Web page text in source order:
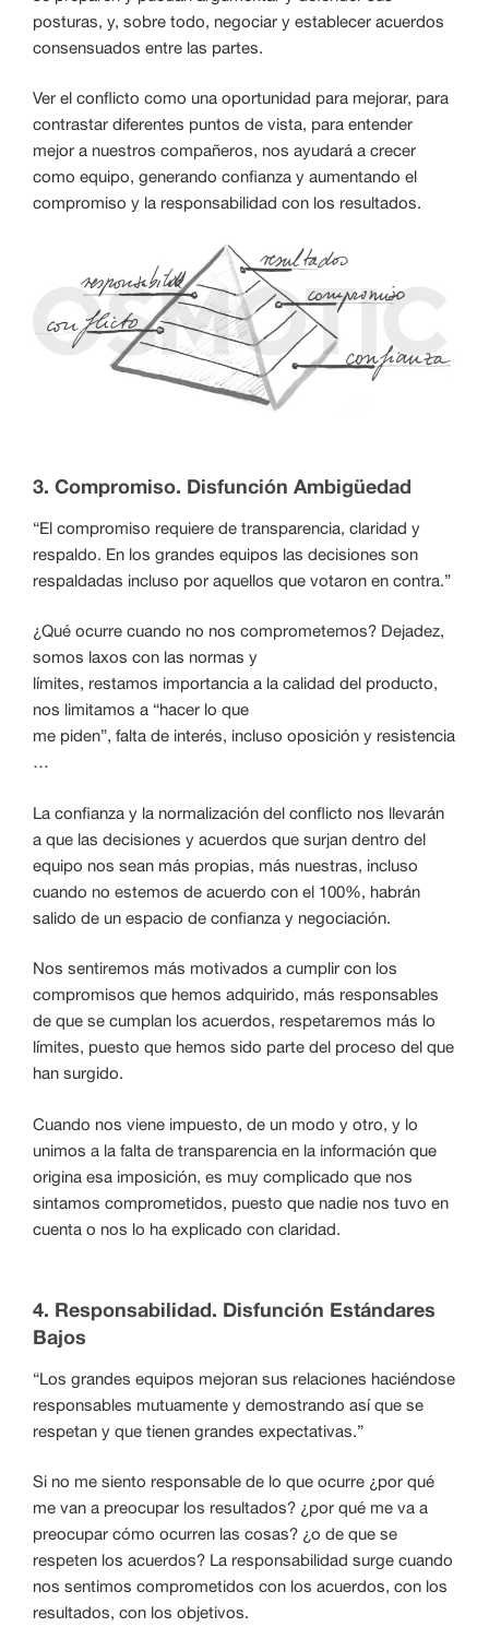
posturas, y, sobre todo, negociar y establecer acuerdos
consensuados entre las partes.
Ver el conflicto como una oportunidad para mejorar, para
contrastar diferentes puntos de vista, para entender
mejor a nuestros compañeros, nos ayudará a crecer
como equipo, generando confianza y aumentando el
compromiso y la responsabilidad con los resultados.
3. Compromiso. Disfunción Ambigüedad
“El compromiso requiere de transparencia, claridad y
respaldo. En los grandes equipos las decisiones son
respaldadas incluso por aquellos que votaron en contra.”
¿Qué ocurre cuando no nos comprometemos? Dejadez,
somos laxos con las normas y
límites, restamos importancia a la calidad del producto,
nos limitamos a “hacer lo que
me piden”, falta de interés, incluso oposición y resistencia
…
La confianza y la normalización del conflicto nos llevarán
a que las decisiones y acuerdos que surjan dentro del
equipo nos sean más propias, más nuestras, incluso
cuando no estemos de acuerdo con el 100%, habrán
salido de un espacio de confianza y negociación.
Nos sentiremos más motivados a cumplir con los
compromisos que hemos adquirido, más responsables
de que se cumplan los acuerdos, respetaremos más lo
límites, puesto que hemos sido parte del proceso del que
han surgido.
Cuando nos viene impuesto, de un modo y otro, y lo
unimos a la falta de transparencia en la información que
origina esa imposición, es muy complicado que nos
sintamos comprometidos, puesto que nadie nos tuvo en
cuenta o nos lo ha explicado con claridad.
4. Responsabilidad. Disfunción Estándares
Bajos
“Los grandes equipos mejoran sus relaciones haciéndose
responsables mutuamente y demostrando así que se
respetan y que tienen grandes expectativas.”
Si no me siento responsable de lo que ocurre ¿por qué
me van a preocupar los resultados? ¿por qué me va a
preocupar cómo ocurren las cosas? ¿o de que se
respeten los acuerdos? La responsabilidad surge cuando
nos sentimos comprometidos con los acuerdos, con los
resultados, con los objetivos.